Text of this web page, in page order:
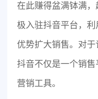
在此赚得盆满钵满
极入驻抖音平台，
优势扩大销售。对于
抖音不仅是一个销
营销工具。